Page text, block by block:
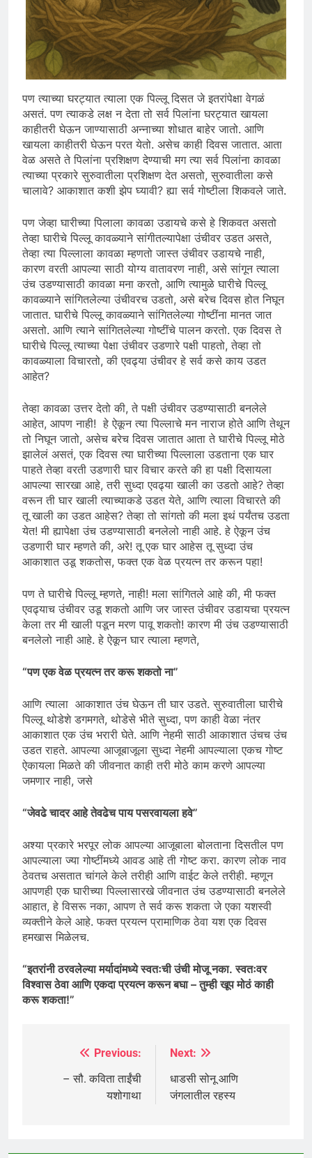
पण त्याच्या घरट्यात त्याला एक पिल्लू दिसत जे इतरांपेक्षा वेगळं
असतं. पण त्याकडे लक्ष न देता तो सर्व पिलांना घरट्यात खायला
काहीतरी घेऊन जाण्यासाठी अन्नाच्या शोधात बाहेर जातो. आणि
खायला काहीतरी घेऊन परत येतो. असेच काही दिवस जातात. आता
वेळ असते ते पिलांना प्रशिक्षण देण्याची मग त्या सर्व पिलांना कावळा
त्याच्या प्रकारे सुरुवातीला प्रशिक्षण देत असतो, सुरुवातीला कसे
चालावे? आकाशात कशी झेप घ्यावी? ह्या सर्व गोष्टीला शिकवले जाते.
पण जेव्हा घारीच्या पिलाला कावळा उडायचे कसे हे शिकवत असतो
तेव्हा घारीचे पिल्लू कावळ्याने सांगीतल्यापेक्षा उंचीवर उडत असते,
तेव्हा त्या पिल्लाला कावळा म्हणतो जास्त उंचीवर उडायचे नाही,
कारण वरती आपल्या साठी योग्य वातावरण नाही, असे सांगून त्याला
उंच उडण्यासाठी कावळा मना करतो, आणि त्यामुळे घारीचे पिल्लू
कावळ्याने सांगितलेल्या उंचीवरच उडतो, असे बरेच दिवस होत निघून
जातात. घारीचे पिल्लू कावळ्याने सांगितलेल्या गोष्टींना मानत जात
असतो. आणि त्याने सांगितलेल्या गोष्टींचे पालन करतो. एक दिवस ते
घारीचे पिल्लू त्याच्या पेक्षा उंचीवर उडणारे पक्षी पाहतो, तेव्हा तो
कावळ्याला विचारतो, की एवढ्या उंचीवर हे सर्व कसे काय उडत
आहेत?
तेव्हा कावळा उत्तर देतो की, ते पक्षी उंचीवर उडण्यासाठी बनलेले
आहेत, आपण नाही! हे ऐकून त्या पिल्लाचे मन नाराज होते आणि तेथून
तो निघून जातो, असेच बरेच दिवस जातात आता ते घारीचे पिल्लू मोठे
झालेलं असतं, एक दिवस त्या घारीच्या पिल्लाला उडताना एक घार
पाहते तेव्हा वरती उडणारी घार विचार करते की हा पक्षी दिसायला
आपल्या सारखा आहे, तरी सुध्दा एवढ्या खाली का उडतो आहे? तेव्हा
वरून ती घार खाली त्याच्याकडे उडत येते, आणि त्याला विचारते की
तू खाली का उडत आहेस? तेव्हा तो सांगतो की मला इथं पर्यंतच उडता
येत! मी ह्यापेक्षा उंच उडण्यासाठी बनलेलो नाही आहे. हे ऐकून उंच
उडणारी घार म्हणते की, अरे! तू एक घार आहेस तू सुध्दा उंच
आकाशात उडू शकतोस, फक्त एक वेळ प्रयत्न तर करून पहा!
पण ते घारीचे पिल्लू म्हणते, नाही! मला सांगितले आहे की, मी फक्त
एवढ्याच उंचीवर उडू शकतो आणि जर जास्त उंचीवर उडायचा प्रयत्न
केला तर मी खाली पडून मरण पावू शकतो! कारण मी उंच उडण्यासाठी
बनलेलो नाही आहे. हे ऐकून घार त्याला म्हणते,
“पण एक वेळ प्रयत्न तर करू शकतो ना”
आणि त्याला आकाशात उंच घेऊन ती घार उडते. सुरुवातीला घारीचे
पिल्लू थोडेशे डगमगते, थोडेसे भीते सुध्दा, पण काही वेळा नंतर
आकाशात एक उंच भरारी घेते. आणि नेहमी साठी आकाशात उंचच उंच
उडत राहते. आपल्या आजूबाजूला सुध्दा नेहमी आपल्याला एकच गोष्ट
ऐकायला मिळते की जीवनात काही तरी मोठे काम करणे आपल्या
जमणार नाही, जसे
“जेवढे चादर आहे तेवढेच पाय पसरवायला हवे”
अश्या प्रकारे भरपूर लोक आपल्या आजूबाला बोलताना दिसतील पण
आपल्याला ज्या गोष्टींमध्ये आवड आहे ती गोष्ट करा. कारण लोक नाव
ठेवतच असतात चांगले केले तरीही आणि वाईट केले तरीही. म्हणून
आपणही एक घारीच्या पिल्लासारखे जीवनात उंच उडण्यासाठी बनलेले
आहात, हे विसरू नका, आपण ते सर्व करू शकता जे एका यशस्वी
व्यक्तीने केले आहे. फक्त प्रयत्न प्रामाणिक ठेवा यश एक दिवस
हमखास मिळेलच.
“इतरांनी ठरवलेल्या मर्यादांमध्ये स्वतःची उंची मोजू नका. स्वतःवर
विश्वास ठेवा आणि एकदा प्रयत्न करून बघा – तुम्ही खूप मोठं काही
करू शकता!”
navigation
Previous:
– सौ. कविता ताईंची
यशोगाथा
Next:
धाडसी सोनू आणि
जंगलातील रहस्य